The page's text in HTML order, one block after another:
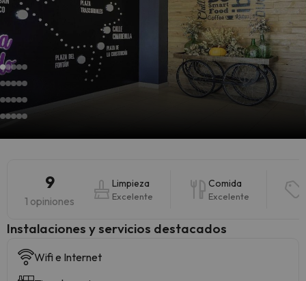
9
1 opiniones
Limpieza
Excelente
Comida
Excelente
Instalaciones y servicios destacados
Wifi e Internet